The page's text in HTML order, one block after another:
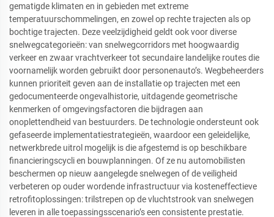
gematigde klimaten en in gebieden met extreme
temperatuurschommelingen, en zowel op rechte trajecten als op
bochtige trajecten. Deze veelzijdigheid geldt ook voor diverse
snelwegcategorieën: van snelwegcorridors met hoogwaardig
verkeer en zwaar vrachtverkeer tot secundaire landelijke routes die
voornamelijk worden gebruikt door personenauto’s. Wegbeheerders
kunnen prioriteit geven aan de installatie op trajecten met een
gedocumenteerde ongevalhistorie, uitdagende geometrische
kenmerken of omgevingsfactoren die bijdragen aan
onoplettendheid van bestuurders. De technologie ondersteunt ook
gefaseerde implementatiestrategieën, waardoor een geleidelijke,
netwerkbrede uitrol mogelijk is die afgestemd is op beschikbare
financieringscycli en bouwplanningen. Of ze nu automobilisten
beschermen op nieuw aangelegde snelwegen of de veiligheid
verbeteren op ouder wordende infrastructuur via kosteneffectieve
retrofitoplossingen: trilstrepen op de vluchtstrook van snelwegen
leveren in alle toepassingsscenario’s een consistente prestatie.